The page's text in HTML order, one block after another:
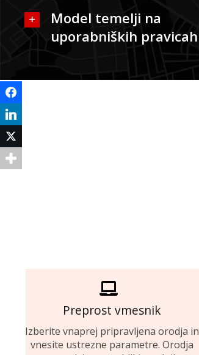
Model temelji na
uporabniških pravicah
Preprost vmesnik
Izberite vnaprej pripravljena orodja in
vnesite ustrezne parametre. Orodja